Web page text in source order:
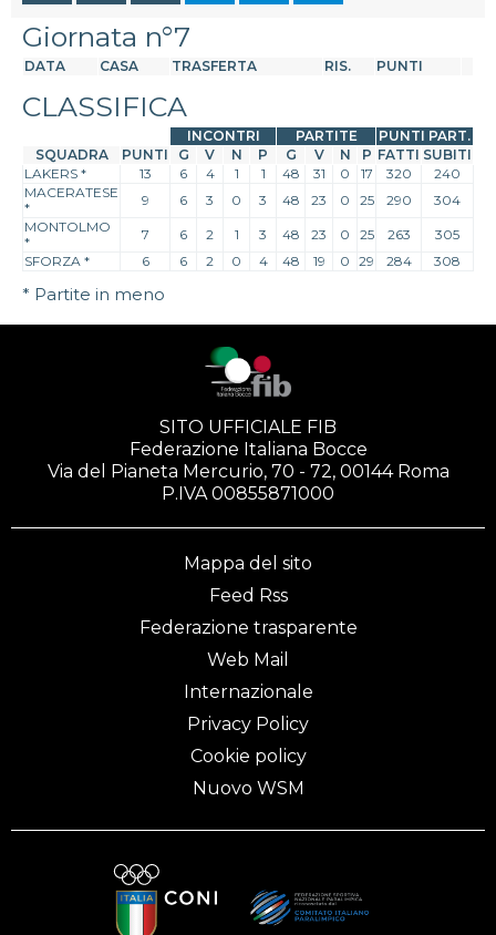
Giornata n°7
DATA CASA TRASFERTA RIS. PUNTI
CLASSIFICA
INCONTRI PARTITE
PUNTI PART.
SQUADRA
PUNTI G V N P G V N P FATTI SUBITI
LAKERS * 13 6 4 1 1 48 31 0 17 320
240
MACERATESE
*
9 6 3 0 3 48 23 0 25 290
304
MONTOLMO
*
7 6 2 1 3 48 23 0 25 263
305
SFORZA * 6 6 2 0 4 48 19 0 29 284 308
* Partite in meno
SITO UFFICIALE FIB
Federazione Italiana Bocce
Via del Pianeta Mercurio, 70 - 72, 00144 Roma
P.IVA 00855871000
Mappa del sito
Feed Rss
Federazione trasparente
Web Mail
Internazionale
Privacy Policy
Cookie policy
Nuovo WSM